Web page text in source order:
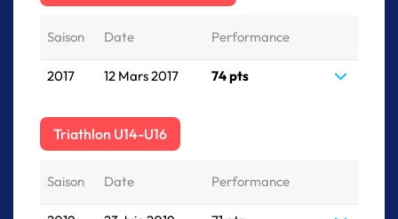
Saison Date Performance
2017 12 Mars 2017 74 pts
Triathlon U14-U16
Saison Date Performance